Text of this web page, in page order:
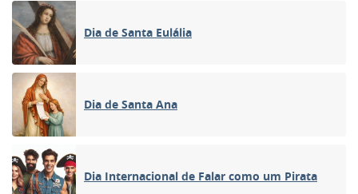
Dia de Santa Eulália
Dia de Santa Ana
Dia Internacional de Falar como um Pirata